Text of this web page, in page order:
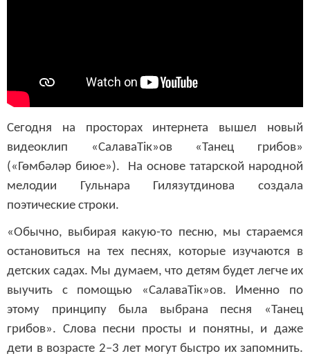
Сегодня на просторах интернета вышел новый
видеоклип «СалаваТік»ов «Танец грибов»
(«Гөмбәләр биюе»).
На основе татарской народной
мелодии Гульнара Гилязутдинова создала
поэтические строки.
«Обычно, выбирая какую-то песню, мы стараемся
остановиться на тех песнях, которые изучаются в
детских садах. Мы думаем, что детям будет легче их
выучить с помощью
«СалаваТік»ов. Именно по
этому принципу была выбрана песня «Танец
грибов». Слова песни просты и понятны, и даже
дети в возрасте 2–3 лет могут быстро их запомнить.